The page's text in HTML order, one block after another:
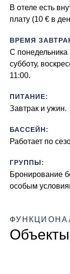
В отеле есть
плату (10 € в
ВРЕМЯ
С понедельника
субботу,
11:00.
ПИТАНИЕ:
Завтрак и ужин.
БАССЕЙН:
Работает по
ГРУППЫ:
Бронирование
особым
Объекты